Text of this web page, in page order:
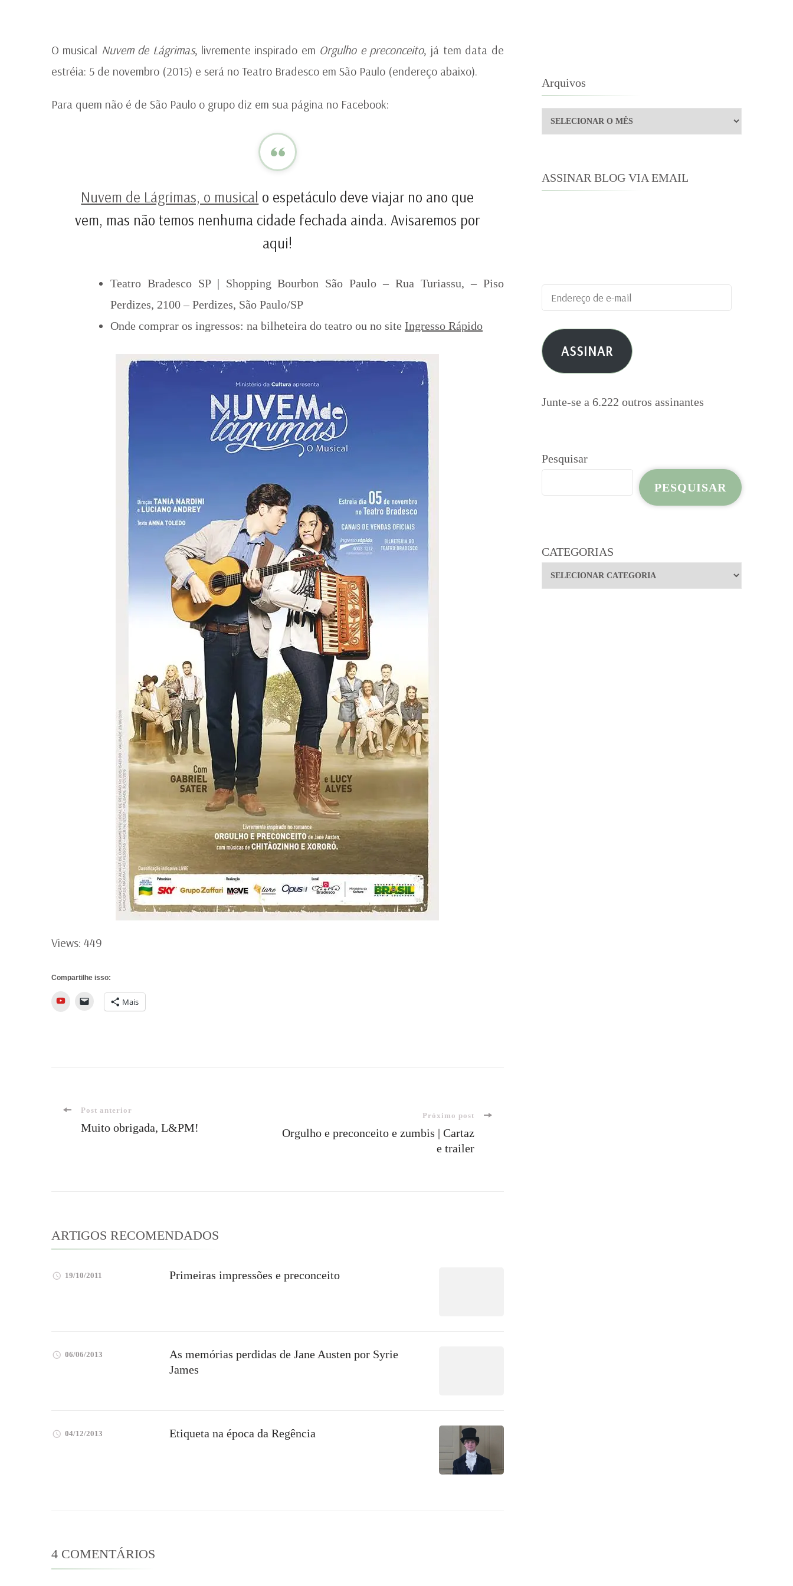
O musical Nuvem de Lágrimas, livremente inspirado em Orgulho e preconceito, já tem data de
estréia: 5 de novembro (2015) e será no Teatro Bradesco em São Paulo (endereço abaixo).
Para quem não é de São Paulo o grupo diz em sua página no Facebook:
Nuvem de Lágrimas, o musical o espetáculo deve viajar no ano que
vem, mas não temos nenhuma cidade fechada ainda. Avisaremos por
aqui!
Teatro Bradesco SP | Shopping Bourbon São Paulo – Rua Turiassu, – Piso
Perdizes, 2100 – Perdizes, São Paulo/SP
Onde comprar os ingressos: na bilheteira do teatro ou no site Ingresso Rápido
Views: 449
Compartilhe isso:
YouTube Mais
Navegação
Post anterior
Muito obrigada, L&PM!
Próximo post
Orgulho e preconceito e zumbis | Cartaz
e trailer
ARTIGOS RECOMENDADOS
19/10/2011 Primeiras impressões e preconceito
06/06/2013
As memórias perdidas de Jane Austen por Syrie
James
04/12/2013 Etiqueta na época da Regência
4 COMENTÁRIOS
Arquivos
Arquivos
ASSINAR BLOG VIA EMAIL
Endereço
de
e-
mail ASSINAR
Junte-se a 6.222 outros assinantes
Pesquisar
PESQUISAR
CATEGORIAS